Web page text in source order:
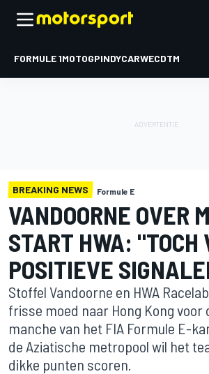
FORMULE 1MOTOGPINDYCARWECDTM
BREAKING NEWS Formule E
VANDOORNE OVER
START HWA: "TOCH
POSITIEVE
Stoffel Vandoorne en HWA
frisse moed naar Hong Kong voor
manche van het FIA Formule E-
de Aziatische metropool wil het
dikke punten scoren.